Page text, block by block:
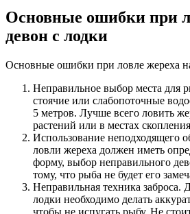
Основные ошибки при
девон с лодки
Основные ошибки при ловле жереха
Неправильное выбор места для
стоячие или слабопоточные
5 метров. Лучше всего ловить
растений или в местах
Использование неподходящего
ловли жереха должен иметь
форму, выбор неправильного
тому, что рыба не будет его
Неправильная техника заброса.
лодки необходимо делать